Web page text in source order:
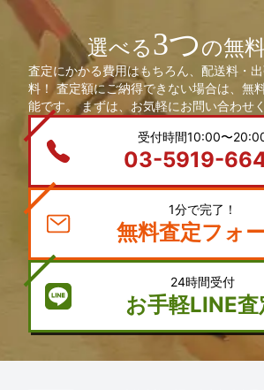
選べる3つの無
査定にかかる費用はもちろん、配送料・
料！ 査定額にご納得できない場合は、無
能です。 まずは、お気軽にお問い合わせく
受付時間10:00〜
03-5919-
1分で完了！
無料査定フォ
24時間受付
お手軽LINE査